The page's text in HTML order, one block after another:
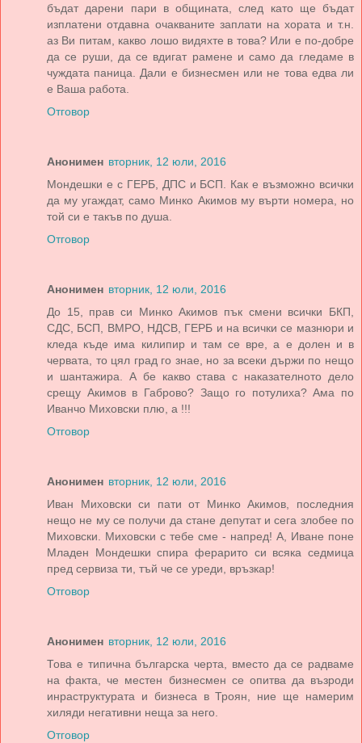
бъдат дарени пари в общината, след като ще бъдат
изплатени отдавна очакваните заплати на хората и т.н.
аз Ви питам, какво лошо видяхте в това? Или е по-добре
да се руши, да се вдигат рамене и само да гледаме в
чуждата паница. Дали е бизнесмен или не това едва ли
е Ваша работа.
Отговор
Анонимен вторник, 12 юли, 2016
Мондешки е с ГЕРБ, ДПС и БСП. Как е възможно всички
да му угаждат, само Минко Акимов му върти номера, но
той си е такъв по душа.
Отговор
Анонимен вторник, 12 юли, 2016
До 15, прав си Минко Акимов пък смени всички БКП,
СДС, БСП, ВМРО, НДСВ, ГЕРБ и на всички се мазнюри и
кледа къде има килипир и там се вре, а е долен и в
червата, то цял град го знае, но за всеки държи по нещо
и шантажира. А бе какво става с наказателното дело
срещу Акимов в Габрово? Защо го потулиха? Ама по
Иванчо Миховски плю, а !!!
Отговор
Анонимен вторник, 12 юли, 2016
Иван Миховски си пати от Минко Акимов, последния
нещо не му се получи да стане депутат и сега злобее по
Миховски. Миховски с тебе сме - напред! А, Иване поне
Младен Мондешки спира ферарито си всяка седмица
пред сервиза ти, тъй че се уреди, връзкар!
Отговор
Анонимен вторник, 12 юли, 2016
Това е типична българска черта, вместо да се радваме
на факта, че местен бизнесмен се опитва да възроди
инраструктурата и бизнеса в Троян, ние ще намерим
хиляди негативни неща за него.
Отговор